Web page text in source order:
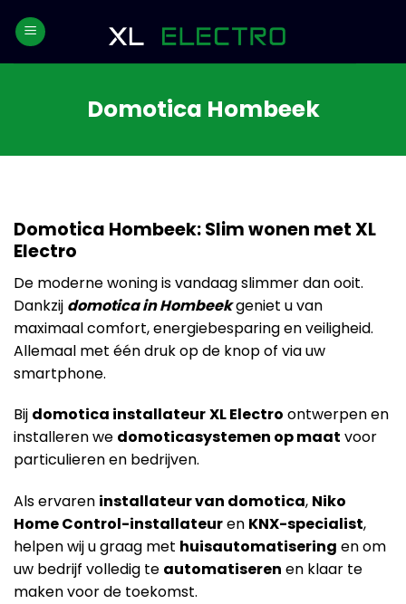
Domotica Hombeek
Domotica Hombeek: Slim wonen met XL
Electro
De moderne woning is vandaag slimmer dan ooit.
Dankzij domotica in Hombeekgeniet u van
maximaal comfort, energiebesparing en veiligheid.
Allemaal met één druk op de knop of via uw
smartphone.
Bij domotica installateurXL Electro ontwerpen en
installeren we domoticasystemen op maat voor
particulieren en bedrijven.
Als ervaren installateur van domotica, Niko
Home Control-installateuren KNX-specialist,
helpen wij u graag met huisautomatisering en om
uw bedrijf volledig te automatiseren en klaar te
maken voor de toekomst.